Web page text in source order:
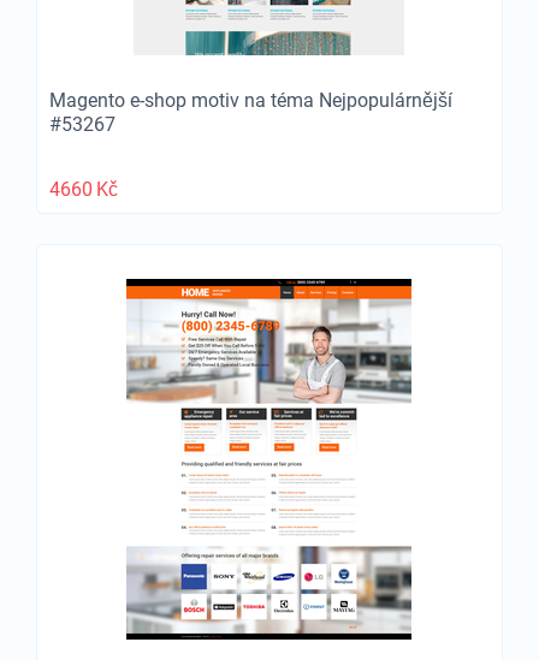
Magento e-shop motiv na téma Nejpopulárnější
#53267
4660 Kč